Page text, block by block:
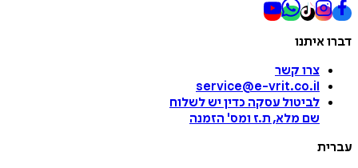
דברו איתנו
צרו קשר
service@e-vrit.co.il
לביטול עסקה כדין יש לשלוח
שם מלא, ת.ז ומס' הזמנה
עברית